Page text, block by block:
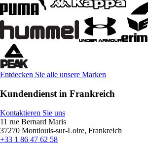
Entdecken Sie alle unsere Marken
Kundendienst in Frankreich
Kontaktieren Sie uns
11 rue Bernard Maris
37270 Montlouis-sur-Loire, Frankreich
+33 1 86 47 62 58